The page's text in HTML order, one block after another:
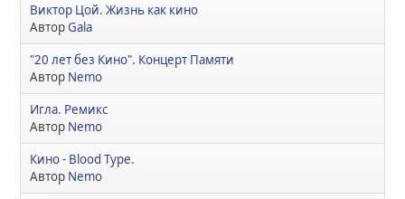
Виктор Цой. Жизнь как кино
АвторGala
"20 лет без Кино". Концерт Памяти
Автор Nemo
Игла. Ремикс
Автор Nemo
Кино - Blood Type.
Автор Nemo